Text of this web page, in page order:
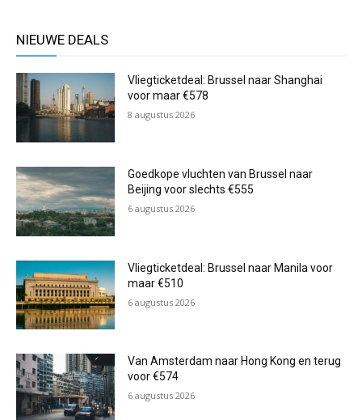
NIEUWE DEALS
Vliegticketdeal: Brussel naar Shanghai
voor maar €578
8 augustus 2026
Goedkope vluchten van Brussel naar
Beijing voor slechts €555
6 augustus 2026
Vliegticketdeal: Brussel naar Manila voor
maar €510
6 augustus 2026
Van Amsterdam naar Hong Kong en terug
voor €574
6 augustus 2026